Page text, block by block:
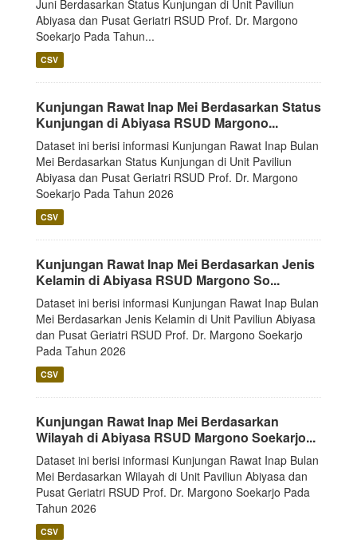
Juni Berdasarkan Status Kunjungan di Unit Paviliun
Abiyasa dan Pusat Geriatri RSUD Prof. Dr. Margono
Soekarjo Pada Tahun...
CSV
Kunjungan Rawat Inap Mei Berdasarkan Status
Kunjungan di Abiyasa RSUD Margono...
Dataset ini berisi informasi Kunjungan Rawat Inap Bulan
Mei Berdasarkan Status Kunjungan di Unit Paviliun
Abiyasa dan Pusat Geriatri RSUD Prof. Dr. Margono
Soekarjo Pada Tahun 2026
CSV
Kunjungan Rawat Inap Mei Berdasarkan Jenis
Kelamin di Abiyasa RSUD Margono So...
Dataset ini berisi informasi Kunjungan Rawat Inap Bulan
Mei Berdasarkan Jenis Kelamin di Unit Paviliun Abiyasa
dan Pusat Geriatri RSUD Prof. Dr. Margono Soekarjo
Pada Tahun 2026
CSV
Kunjungan Rawat Inap Mei Berdasarkan
Wilayah di Abiyasa RSUD Margono Soekarjo...
Dataset ini berisi informasi Kunjungan Rawat Inap Bulan
Mei Berdasarkan Wilayah di Unit Paviliun Abiyasa dan
Pusat Geriatri RSUD Prof. Dr. Margono Soekarjo Pada
Tahun 2026
CSV